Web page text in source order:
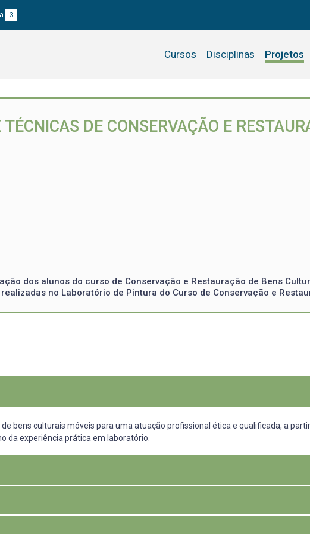
3
Cursos Disciplinas Projetos
DE CONSERVAÇÃO E
dos alunos do curso de Conservação e Restauração de Bens
no Laboratório de Pintura do Curso de Conservação e
bens culturais móveis para uma atuação profissional ética e qualificada, a
da experiência prática em laboratório.
móveis oferece atualmente duas disciplinas de conservação e restauração
conteúdos teóricos e práticos que devem ser abordados nestas disciplinas
em sala de aula, visando a qualificação profissional através do